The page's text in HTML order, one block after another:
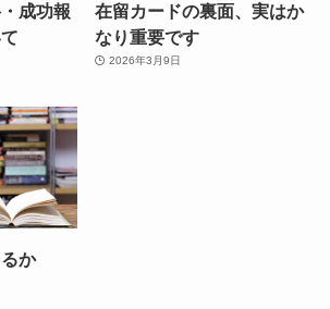
成功報
在留カードの裏面、実はか
なり重要です
2026年3月9日
か